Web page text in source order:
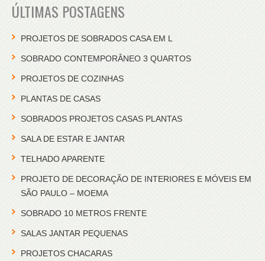
ÚLTIMAS POSTAGENS
PROJETOS DE SOBRADOS CASA EM L
SOBRADO CONTEMPORÂNEO 3 QUARTOS
PROJETOS DE COZINHAS
PLANTAS DE CASAS
SOBRADOS PROJETOS CASAS PLANTAS
SALA DE ESTAR E JANTAR
TELHADO APARENTE
PROJETO DE DECORAÇÃO DE INTERIORES E MÓVEIS EM
SÃO PAULO – MOEMA
SOBRADO 10 METROS FRENTE
SALAS JANTAR PEQUENAS
PROJETOS CHACARAS